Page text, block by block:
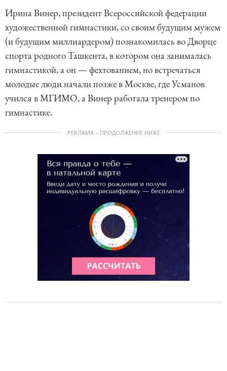
Ирина Винер, президент Всероссийской федерации
художественной гимнастики, со своим будущим мужем
(и будущим миллиардером) познакомилась во Дворце
спорта родного Ташкента, в котором она занималась
гимнастикой, а он — фехтованием, но встречаться
молодые люди начали позже в Москве, где Усманов
учился в МГИМО, а Винер работала тренером по
гимнастике.
РЕКЛАМА – ПРОДОЛЖЕНИЕ НИЖЕ